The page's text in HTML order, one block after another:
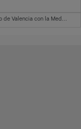
La Fundación Cofares, reconocida por el Ayuntamiento de Valencia con la Medalla de la Gratitud